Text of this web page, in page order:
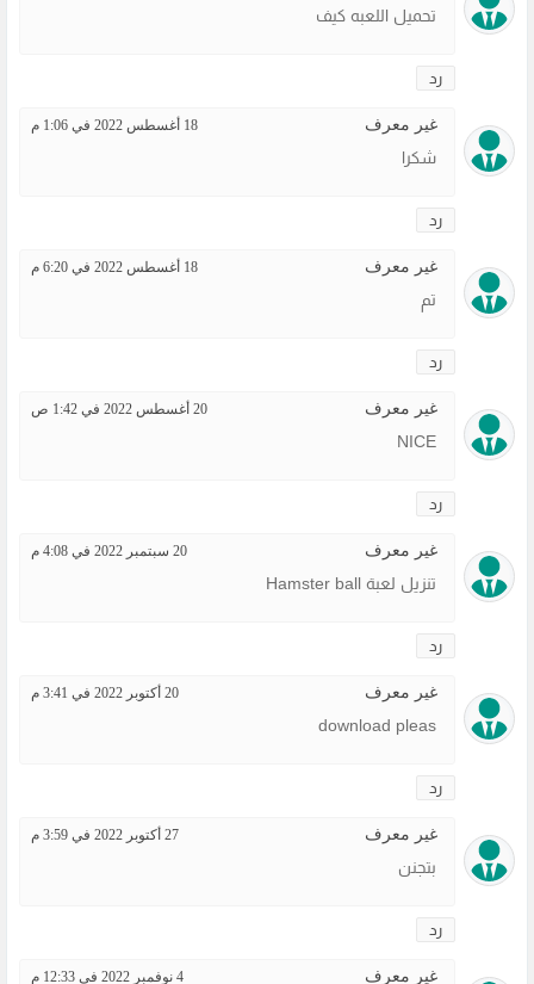
تحميل اللعبه كيف
رد
غير معرف 18 أغسطس 2022 في 1:06 م
شكرا
رد
غير معرف 18 أغسطس 2022 في 6:20 م
تم
رد
غير معرف 20 أغسطس 2022 في 1:42 ص
NICE
رد
غير معرف 20 سبتمبر 2022 في 4:08 م
تنزيل لعبة Hamster ball
رد
غير معرف 20 أكتوبر 2022 في 3:41 م
download pleas
رد
غير معرف 27 أكتوبر 2022 في 3:59 م
بتجنن
رد
غير معرف 4 نوفمبر 2022 في 12:33 م